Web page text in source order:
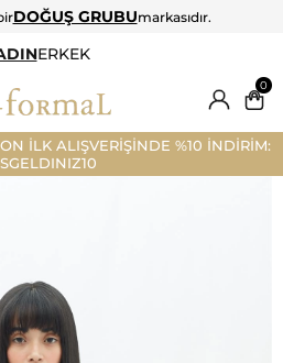
DOĞUŞ GRUBUmarkasıdır.
ERKEK
0
İLK ALIŞVERİŞİNDE %10 İNDİRİM: